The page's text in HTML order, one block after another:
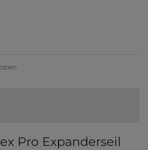
Pro Expanderseil